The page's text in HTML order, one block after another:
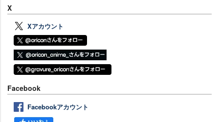
X
Xアカウント
Facebook
Facebookアカウント